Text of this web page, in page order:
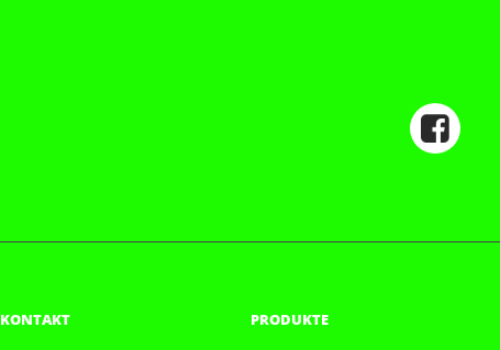
KONTAKT PRODUKTE